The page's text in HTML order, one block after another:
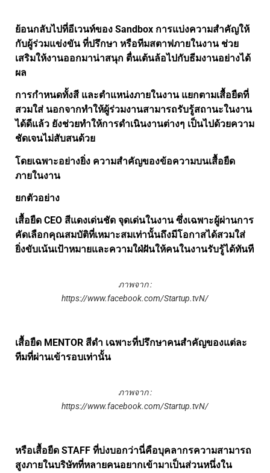
ย้อนกลับไปที่อีเวนท์ของ Sandbox การแบ่งความสำคัญให้
กับผู้ร่วมแข่งขัน ที่ปรึกษา หรือทีมสตาฟภายในงาน ช่วย
เสริมให้งานออกมาน่าสนุก ตื่นเต้นล้อไปกับธีมงานอย่างได้
ผล
การกำหนดทั้งสี และตำแหน่งภายในงาน แยกตามเสื้อยืดที่
สวมใส่ นอกจากทำให้ผู้ร่วมงานสามารถรับรู้สถานะในงาน
ได้ดีแล้ว ยังช่วยทำให้การดำเนินงานต่างๆ เป็นไปด้วยความ
ชัดเจนไม่สับสนด้วย
โดยเฉพาะอย่างยิ่ง ความสำคัญของข้อความบนเสื้อยืด
ภายในงาน
ยกตัวอย่าง
เสื้อยืด CEO สีแดงเด่นชัด จุดเด่นในงาน ซึ่งเฉพาะผู้ผ่านการ
คัดเลือกคุณสมบัติที่เหมาะสมเท่านั้นถึงมีโอกาสได้สวมใส่
ยิ่งขับเน้นเป้าหมายและความใฝ่ฝันให้คนในงานรับรู้ได้ทันที
ภาพจาก :
https://www.facebook.com/Startup.tvN/
เสื้อยืด MENTOR สีดำ เฉพาะที่ปรึกษาคนสำคัญของแต่ละ
ทีมที่ผ่านเข้ารอบเท่านั้น
ภาพจาก :
https://www.facebook.com/Startup.tvN/
หรือเสื้อยืด STAFF ที่บ่งบอกว่านี่คือบุคลากรความสามารถ
สูงภายในบริษัทที่หลายคนอยากเข้ามาเป็นส่วนหนึ่งใน